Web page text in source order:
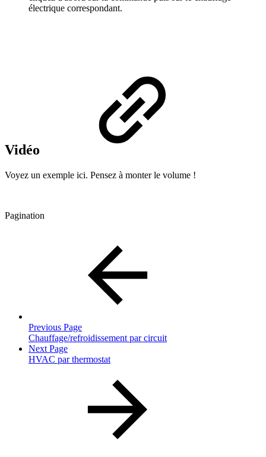
électrique correspondant.
Vidéo
Voyez un exemple ici. Pensez à monter le volume !
Pagination
Previous Page
Chauffage/refroidissement par circuit
Next Page
HVAC par thermostat